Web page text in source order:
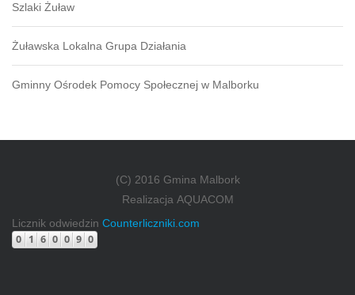
Szlaki Żuław
Żuławska Lokalna Grupa Działania
Gminny Ośrodek Pomocy Społecznej w Malborku
(C) 2016 Gmina Malbork
Realizacja AQUACOM
Licznik odwiedzin Counterliczniki.com